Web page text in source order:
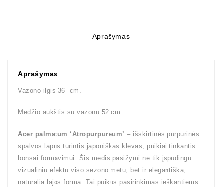
Aprašymas
Aprašymas
Vazono ilgis 36 cm.
Medžio aukštis su vazonu 52 cm.
Acer palmatum ‘Atropurpureum’ – išskirtinės purpurinės
spalvos lapus turintis japoniškas klevas, puikiai tinkantis
bonsai formavimui. Šis medis pasižymi ne tik įspūdingu
vizualiniu efektu viso sezono metu, bet ir elegantiška,
natūralia lajos forma. Tai puikus pasirinkimas ieškantiems